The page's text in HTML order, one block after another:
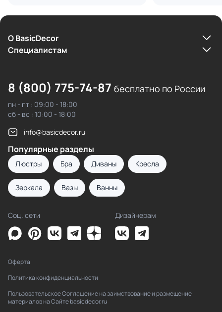
О BasicDecor
Cпециалистам
8 (800) 775-74-87 бесплатно по России
пн - пт : 09:00 - 18:00
сб - вс : 10:00 - 18:00
info@basicdecor.ru
Популярные разделы
Люстры Бра Диваны Кресла
Зеркала Вазы Ванны
Соц. сети Дизайнерам
Оферта
Политика конфиденциальности
Пользовательское Соглашение на заимствование и размещение
материалов на Сайте basicdecor.ru